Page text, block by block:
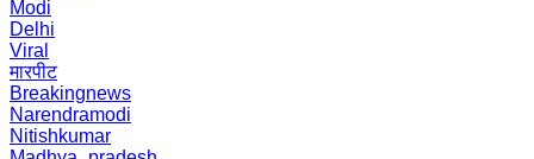
Modi
Delhi
Viral
मारपीट
Breakingnews
Narendramodi
Nitishkumar